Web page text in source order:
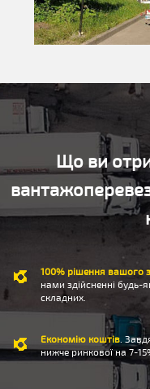
Що ви
100% рішення вашого
нами здійсненні будь-
складних.
Економію коштів .
нижче ринкової на 7-